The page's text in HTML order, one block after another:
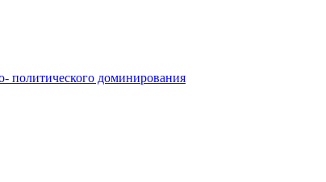
политического доминирования